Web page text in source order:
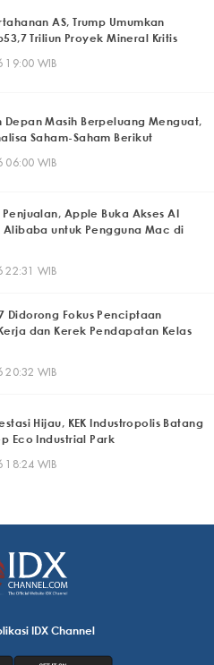
AS, Trump Umumkan
Triliun Proyek Mineral Kritis
WIB
Depan Masih Berpeluang Menguat,
Saham-Saham Berikut
WIB
Apple Buka Akses AI
Alibaba untuk Pengguna Mac di
WIB
Didorong Fokus Penciptaan
dan Kerek Pendapatan Kelas
WIB
Hijau, KEK Industropolis Batang
Eco Industrial Park
WIB
IDX Channel